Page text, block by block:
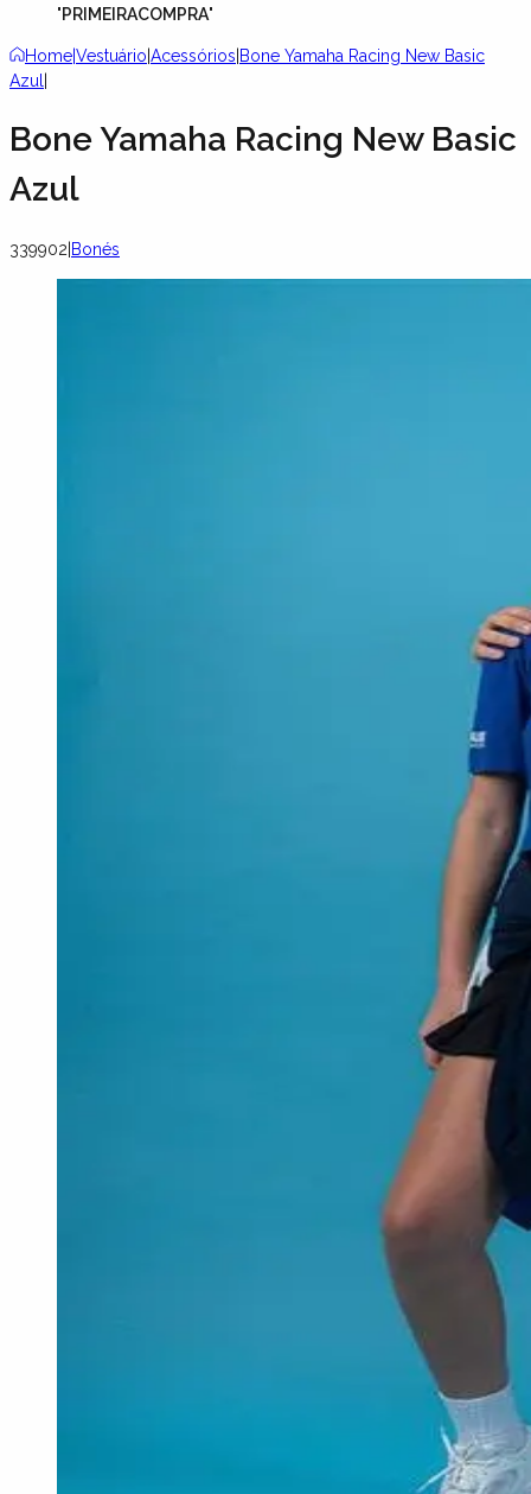
"PRIMEIRACOMPRA"
HomeVestuário Acessórios Bone Yamaha Racing New Basic
Azul
Bone Yamaha Racing New Basic
Azul
339902 Bonés